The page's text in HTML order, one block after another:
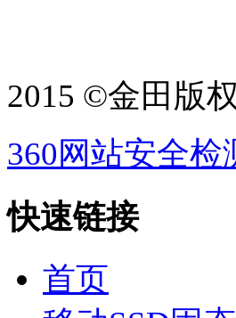
2015 ©金田版
360网站安全检
快速链接
首页